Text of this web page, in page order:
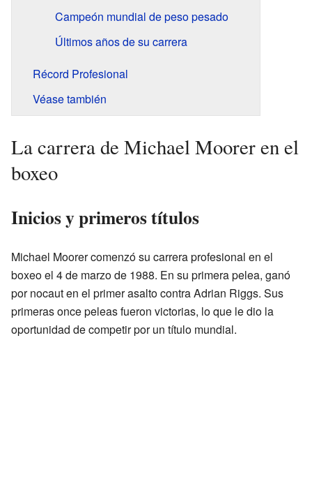
Campeón mundial de peso pesado
Últimos años de su carrera
Récord Profesional
Véase también
La carrera de Michael Moorer en el
boxeo
Inicios y primeros títulos
Michael Moorer comenzó su carrera profesional en el
boxeo el 4 de marzo de 1988. En su primera pelea, ganó
por nocaut en el primer asalto contra Adrian Riggs. Sus
primeras once peleas fueron victorias, lo que le dio la
oportunidad de competir por un título mundial.